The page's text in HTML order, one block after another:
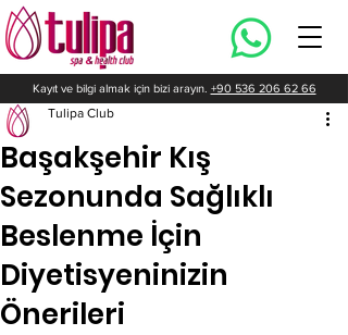
Kayıt ve bilgi almak için bizi arayın. +90 536 206 62 66
Başakşehir Kış
Sezonunda Sağlıklı
Beslenme İçin
Diyetisyeninizin
Önerileri
Tulipa Club